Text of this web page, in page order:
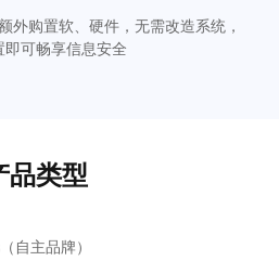
外购置软、硬件，无需改造系统，
即可畅享信息安全
品类型
自主品牌）